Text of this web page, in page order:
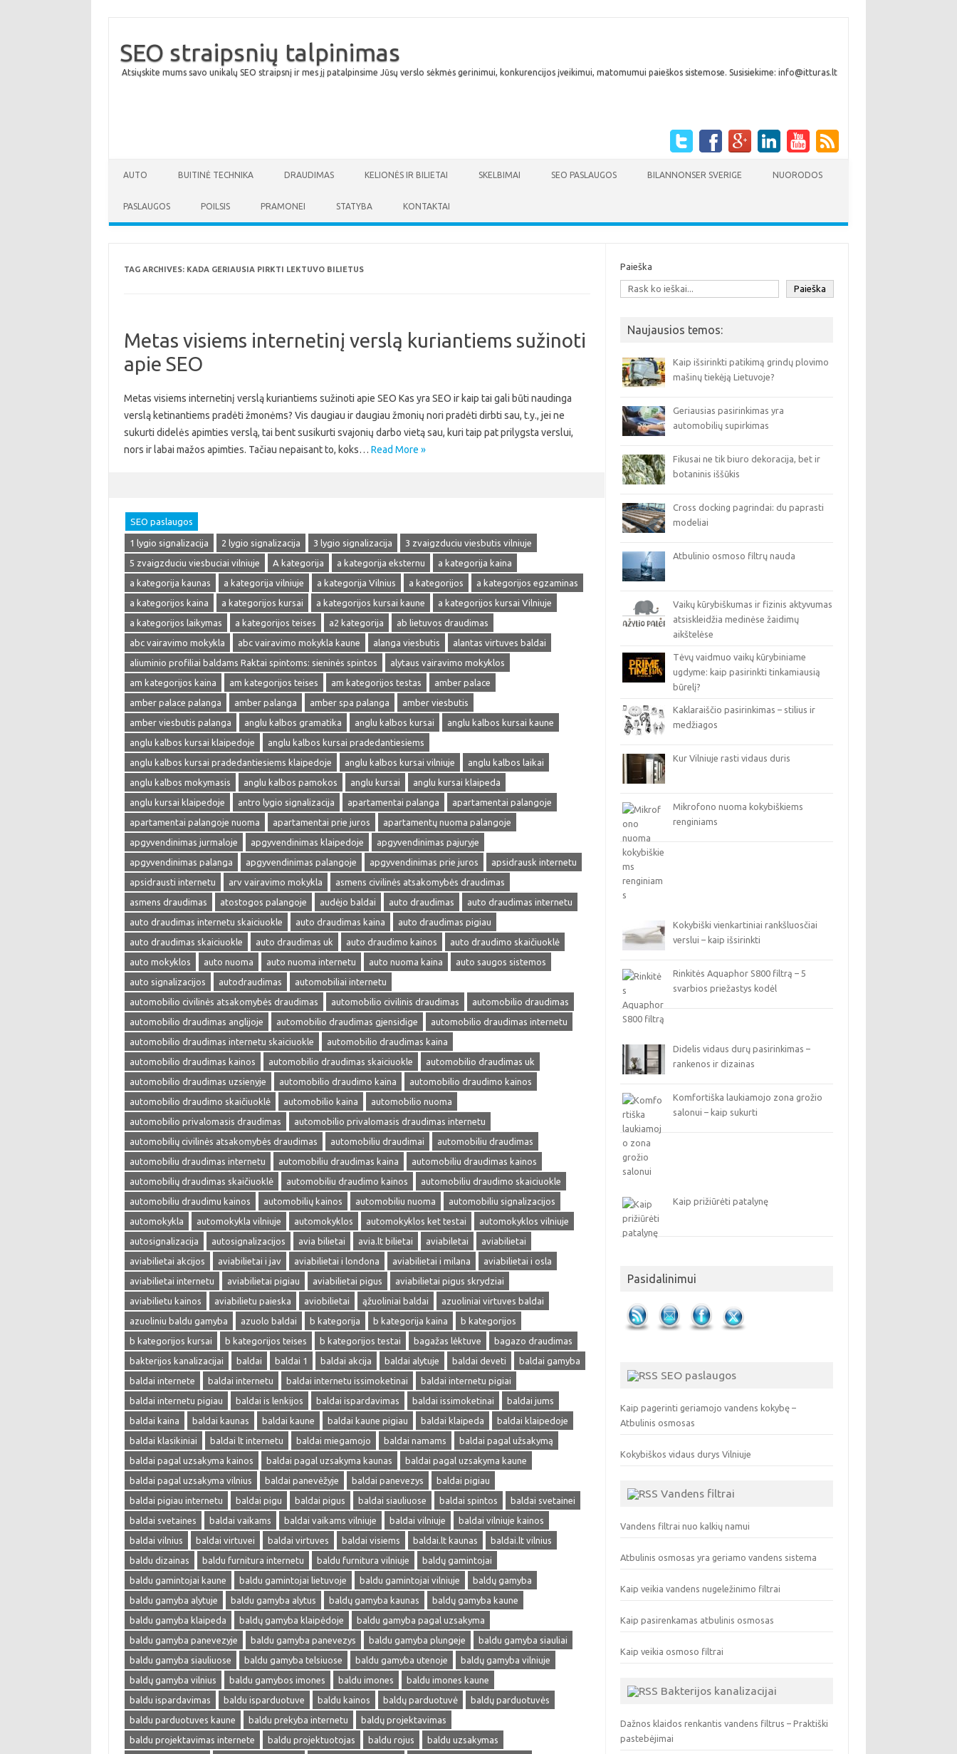
SEO straipsnių talpinimas
Atsiųskite mums savo unikalų SEO straipsnį ir mes jį patalpinsime Jūsų verslo sėkmės gerinimui, konkurencijos įveikimui, matomumui paieškos sistemose. Susisiekime: info@itturas.lt
AUTO BUITINĖ TECHNIKA DRAUDIMAS KELIONĖS IR BILIETAI SKELBIMAI SEO PASLAUGOS BILANNONSER SVERIGE NUORODOS
PASLAUGOS POILSIS PRAMONEI STATYBA KONTAKTAI
TAG ARCHIVES: KADA GERIAUSIA PIRKTI LEKTUVO BILIETUS
Metas visiems internetinį verslą kuriantiems sužinoti
apie SEO
Metas visiems internetinį verslą kuriantiems sužinoti apie SEO Kas yra SEO ir kaip tai gali būti naudinga
verslą ketinantiems pradėti žmonėms? Vis daugiau ir daugiau žmonių nori pradėti dirbti sau, t.y., jei ne
sukurti didelės apimties verslą, tai bent susikurti svajonių darbo vietą sau, kuri taip pat prilygsta verslui,
nors ir labai mažos apimties. Tačiau nepaisant to, koks… Read More »
SEO paslaugos
1 lygio signalizacija 2 lygio signalizacija 3 lygio signalizacija
3 zvaigzduciu viesbutis vilniuje
5 zvaigzduciu viesbuciai vilniuje
A kategorija a kategorija eksternu
a kategorija kaina
a kategorija kaunas
a kategorija vilniuje a kategorija Vilnius a kategorijos
a kategorijos egzaminas
a kategorijos kaina
a kategorijos kursai a kategorijos kursai kaune
a kategorijos kursai Vilniuje
a kategorijos laikymas
a kategorijos teises a2 kategorija
ab lietuvos draudimas
abc vairavimo mokykla
abc vairavimo mokykla kaune alanga viesbutis
alantas virtuves baldai
aliuminio profiliai baldams Raktai spintoms: sieninės spintos
alytaus vairavimo mokyklos
am kategorijos kaina
am kategorijos teises am kategorijos testas
amber palace
amber palace palanga
amber palanga amber spa palanga
amber viesbutis
amber viesbutis palanga
anglu kalbos gramatika anglu kalbos kursai
anglu kalbos kursai kaune
anglu kalbos kursai klaipedoje
anglu kalbos kursai pradedantiesiems
anglu kalbos kursai pradedantiesiems klaipedoje
anglu kalbos kursai vilniuje
anglu kalbos laikai
anglu kalbos mokymasis
anglu kalbos pamokos anglu kursai
anglu kursai klaipeda
anglu kursai klaipedoje
antro lygio signalizacija apartamentai palanga
apartamentai palangoje
apartamentai palangoje nuoma
apartamentai prie juros
apartamentų nuoma palangoje
apgyvendinimas jurmaloje
apgyvendinimas klaipedoje
apgyvendinimas pajuryje
apgyvendinimas palanga
apgyvendinimas palangoje apgyvendinimas prie juros
apsidrausk internetu
apsidrausti internetu
arv vairavimo mokykla
asmens civilinės atsakomybės draudimas
asmens draudimas
atostogos palangoje audėjo baldai auto draudimas
auto draudimas internetu
auto draudimas internetu skaiciuokle
auto draudimas kaina
auto draudimas pigiau
auto draudimas skaiciuokle
auto draudimas uk auto draudimo kainos
auto draudimo skaičiuoklė
auto mokyklos
auto nuoma auto nuoma internetu auto nuoma kaina
auto saugos sistemos
auto signalizacijos
autodraudimas
automobiliai internetu
automobilio civilinės atsakomybės draudimas
automobilio civilinis draudimas
automobilio draudimas
automobilio draudimas anglijoje
automobilio draudimas gjensidige
automobilio draudimas internetu
automobilio draudimas internetu skaiciuokle
automobilio draudimas kaina
automobilio draudimas kainos
automobilio draudimas skaiciuokle
automobilio draudimas uk
automobilio draudimas uzsienyje
automobilio draudimo kaina
automobilio draudimo kainos
automobilio draudimo skaičiuoklė
automobilio kaina
automobilio nuoma
automobilio privalomasis draudimas
automobilio privalomasis draudimas internetu
automobilių civilinės atsakomybės draudimas
automobiliu draudimai
automobiliu draudimas
automobiliu draudimas internetu
automobiliu draudimas kaina
automobiliu draudimas kainos
automobilių draudimas skaičiuoklė
automobiliu draudimo kainos
automobiliu draudimo skaiciuokle
automobiliu draudimu kainos
automobilių kainos automobiliu nuoma
automobiliu signalizacijos
automokykla
automokykla vilniuje automokyklos automokyklos ket testai
automokyklos vilniuje
autosignalizacija
autosignalizacijos avia bilietai avia.lt bilietai aviabiletai
aviabilietai
aviabilietai akcijos
aviabilietai i jav aviabilietai i londona aviabilietai i milana
aviabilietai i osla
aviabilietai internetu
aviabilietai pigiau aviabilietai pigus
aviabilietai pigus skrydziai
aviabilietu kainos
aviabilietu paieska aviobilietai ąžuoliniai baldai
azuoliniai virtuves baldai
azuoliniu baldu gamyba
azuolo baldai b kategorija b kategorija kaina
b kategorijos
b kategorijos kursai
b kategorijos teises b kategorijos testai bagažas lėktuve
bagazo draudimas
bakterijos kanalizacijai
baldai baldai 1 baldai akcija baldai alytuje baldai deveti
baldai gamyba
baldai internete
baldai internetu baldai internetu issimoketinai
baldai internetu pigiai
baldai internetu pigiau
baldai is lenkijos baldai ispardavimas baldai issimoketinai
baldai jums
baldai kaina
baldai kaunas baldai kaune baldai kaune pigiau baldai klaipeda
baldai klaipedoje
baldai klasikiniai
baldai lt internetu baldai miegamojo baldai namams
baldai pagal užsakymą
baldai pagal uzsakyma kainos
baldai pagal uzsakyma kaunas
baldai pagal uzsakyma kaune
baldai pagal uzsakyma vilnius
baldai panevėžyje baldai panevezys
baldai pigiau
baldai pigiau internetu
baldai pigu baldai pigus baldai siauliuose baldai spintos
baldai svetainei
baldai svetaines
baldai vaikams baldai vaikams vilniuje baldai vilniuje
baldai vilniuje kainos
baldai vilnius
baldai virtuvei baldai virtuves baldai visiems baldai.lt kaunas
baldai.lt vilnius
baldu dizainas
baldu furnitura internetu baldu furnitura vilniuje
baldų gamintojai
baldu gamintojai kaune
baldu gamintojai lietuvoje baldu gamintojai vilniuje
baldų gamyba
baldu gamyba alytuje
baldu gamyba alytus baldų gamyba kaunas
baldų gamyba kaune
baldu gamyba klaipeda
baldų gamyba klaipėdoje
baldu gamyba pagal uzsakyma
baldu gamyba panevezyje
baldu gamyba panevezys baldu gamyba plungeje
baldu gamyba siauliai
baldu gamyba siauliuose
baldu gamyba telsiuose baldu gamyba utenoje
baldų gamyba vilniuje
baldų gamyba vilnius
baldu gamybos imones baldu imones
baldu imones kaune
baldu ispardavimas
baldu isparduotuve baldu kainos baldų parduotuvė
baldų parduotuvės
baldu parduotuves kaune
baldu prekyba internetu
baldų projektavimas
baldu projektavimas internete
baldu projektuotojas baldu rojus
baldu uzsakymas
Paieška
Paieška
Naujausios temos:
Kaip išsirinkti patikimą grindų plovimo
mašinų tiekėją Lietuvoje?
Geriausias pasirinkimas yra
automobilių supirkimas
Fikusai ne tik biuro dekoracija, bet ir
botaninis iššūkis
Cross docking pagrindai: du paprasti
modeliai
Atbulinio osmoso filtrų nauda
Vaikų kūrybiškumas ir fizinis aktyvumas
atsiskleidžia medinėse žaidimų
aikštelėse
Tėvų vaidmuo vaikų kūrybiniame
ugdyme: kaip pasirinkti tinkamiausią
būrelį?
Kaklaraiščio pasirinkimas – stilius ir
medžiagos
Kur Vilniuje rasti vidaus duris
Mikrofono nuoma kokybiškiems
renginiams
Kokybiški vienkartiniai rankšluosčiai
verslui – kaip išsirinkti
Rinkitės Aquaphor S800 filtrą – 5
svarbios priežastys kodėl
Didelis vidaus durų pasirinkimas –
rankenos ir dizainas
Komfortiška laukiamojo zona grožio
salonui – kaip sukurti
Kaip prižiūrėti patalynę
Pasidalinimui
SEO paslaugos
Kaip pagerinti geriamojo vandens kokybę –
Atbulinis osmosas
Kokybiškos vidaus durys Vilniuje
Vandens filtrai
Vandens filtrai nuo kalkių namui
Atbulinis osmosas yra geriamo vandens sistema
Kaip veikia vandens nugeležinimo filtrai
Kaip pasirenkamas atbulinis osmosas
Kaip veikia osmoso filtrai
Bakterijos kanalizacijai
Dažnos klaidos renkantis vandens filtrus – Praktiški
pastebėjimai